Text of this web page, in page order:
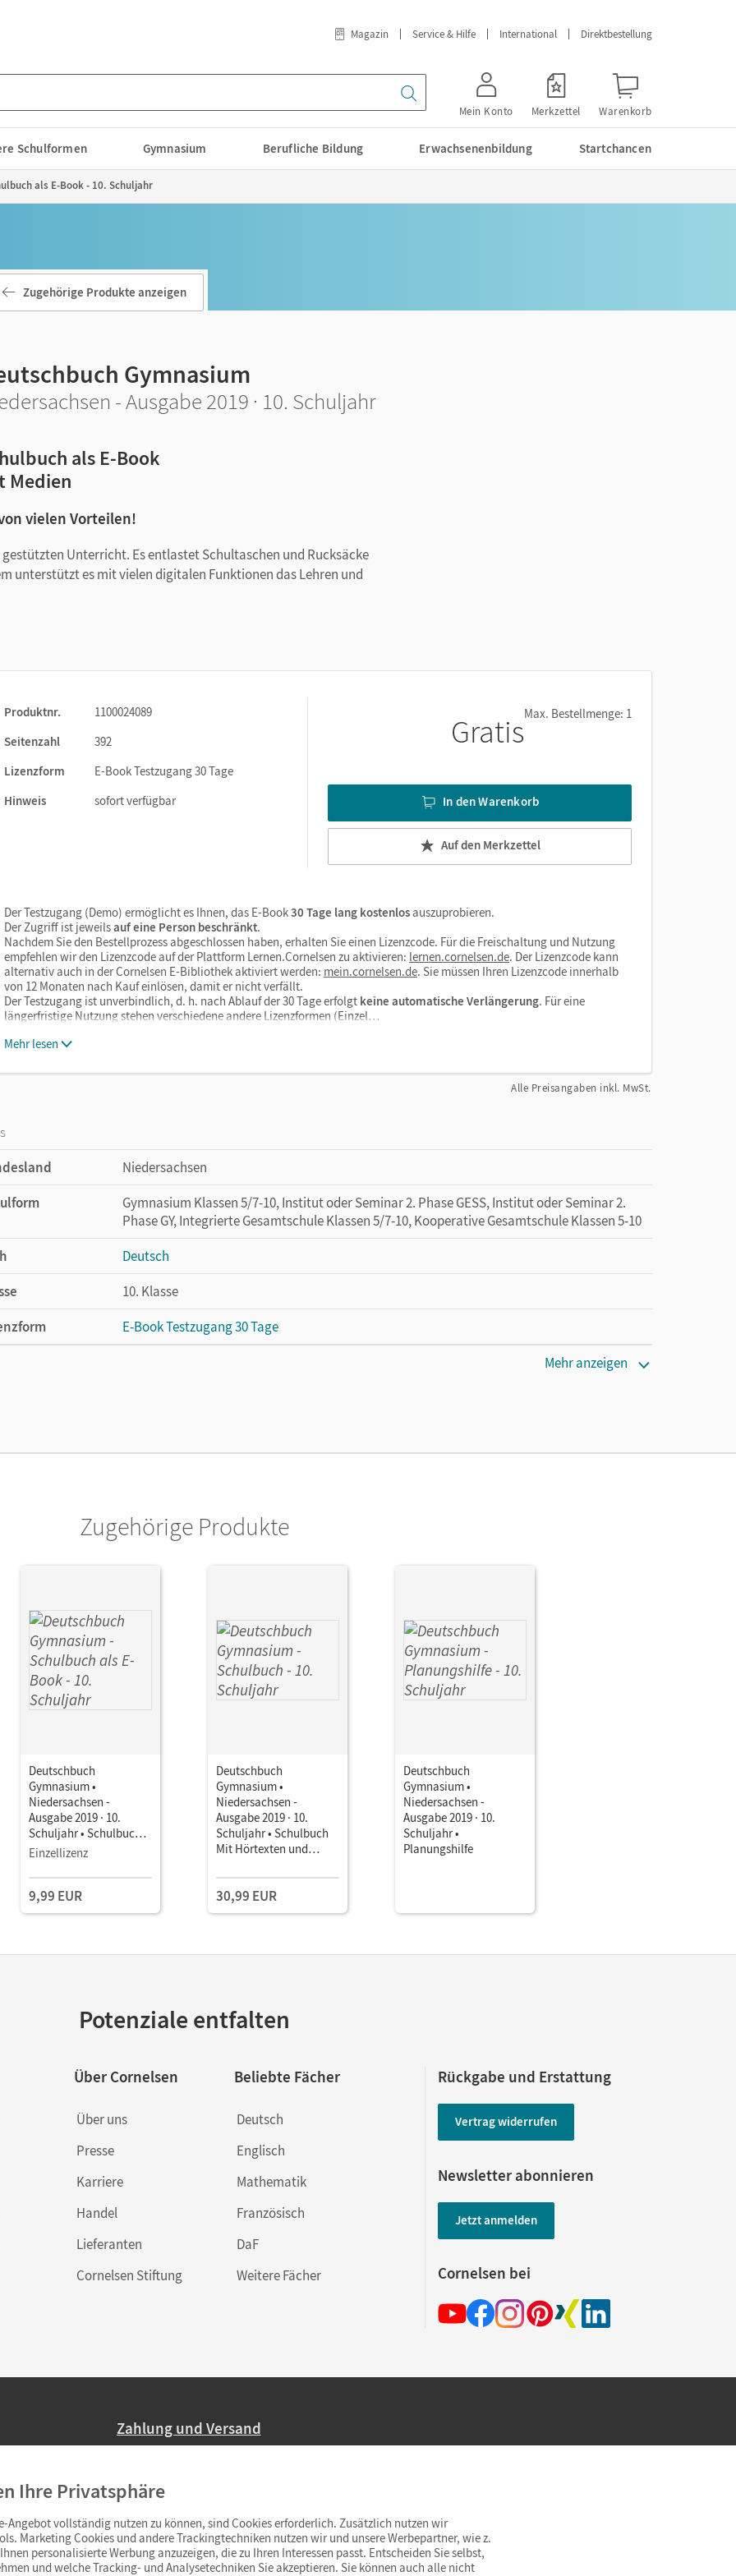
Magazin Service & Hilfe International Direktbestellung
Mein Konto Merkzettel Warenkorb
Schulformen Gymnasium Berufliche Bildung Erwachsenenbildung Startchancen
als E-Book - 10. Schuljahr
Zugehörige Produkte anzeigen
Gymnasium
- Ausgabe 2019 · 10. Schuljahr
als E-Book
Medien
vielen Vorteilen!
Unterricht. Es entlastet Schultaschen und Rucksäcke
unterstützt es mit vielen digitalen Funktionen das Lehren und
Sie sind seitengenau platziert, damit Sie und Ihre Schüler/-innen
Sie das Lehren und Lernen zeitsparend und
Produktnr.
1100024089
Seitenzahl
392
Lizenzform
E-Book Testzugang 30 Tage
Hinweis
sofort verfügbar
GratisMax. Bestellmenge: 1
In den Warenkorb
Auf den Merkzettel
Der Testzugang (Demo) ermöglicht es Ihnen, das E-Book30 Tage lang kostenlosauszuprobieren.
Der Zugriff ist jeweilsauf eine Person beschränkt.
Nachdem Sie den Bestellprozess abgeschlossen haben, erhalten Sie einen Lizenzcode. Für die Freischaltung und Nutzung
empfehlen wir den Lizenzcode auf der Plattform Lernen.Cornelsen zu aktivieren: lernen.cornelsen.de. Der Lizenzcode kann
alternativ auch in der Cornelsen E-Bibliothek aktiviert werden: mein.cornelsen.de. Sie müssen Ihren Lizenzcode innerhalb
von 12 Monaten nach Kauf einlösen, damit er nicht verfällt.
Der Testzugang ist unverbindlich, d. h. nach Ablauf der 30 Tage erfolgt keine automatische Verlängerung. Für eine
längerfristige Nutzung stehen verschiedene andere Lizenzformen (Einzel…
Mehr lesen
Alle Preisangaben inkl. MwSt.
Niedersachsen
Gymnasium Klassen 5/7-10, Institut oder Seminar 2. Phase GESS, Institut oder Seminar 2.
Phase GY, Integrierte Gesamtschule Klassen 5/7-10, Kooperative Gesamtschule Klassen 5-10
Deutsch
10. Klasse
E-Book Testzugang 30 Tage
Mehr anzeigen
Zugehörige Produkte
Deutschbuch
Gymnasium •
Niedersachsen -
Ausgabe 2019 · 10.
Schuljahr • Schulbuch
als E-Book Mit Medien
Einzellizenz
9,99 EUR
Deutschbuch
Gymnasium •
Niedersachsen -
Ausgabe 2019 · 10.
Schuljahr • Schulbuch
Mit Hörtexten und
30,99 EUR
Deutschbuch
Gymnasium •
Niedersachsen -
Ausgabe 2019 · 10.
Schuljahr •
Planungshilfe
Potenziale entfalten
Über Cornelsen
Über uns
Presse
Karriere
Handel
Lieferanten
Cornelsen Stiftung
Beliebte Fächer
Deutsch
Englisch
Mathematik
Französisch
DaF
Weitere Fächer
Rückgabe und Erstattung
Vertrag widerrufen
Newsletter abonnieren
Jetzt anmelden
Cornelsen bei
Zahlung und Versand
Ab 59,– EUR Bestellwert liefern wir versandkostenfrei innerhalb Deutschlands
(Lieferung in 3–6 Tagen).
Ihre Privatsphäre
Angebot vollständig nutzen zu können, sind Cookies erforderlich. Zusätzlich nutzen wir
Marketing Cookies und andere Trackingtechniken nutzen wir und unsere Werbepartner, wie z.
personalisierte Werbung anzuzeigen, die zu Ihren Interessen passt. Entscheiden Sie selbst,
und welche Tracking- und Analysetechniken Sie akzeptieren. Sie können auch alle nicht